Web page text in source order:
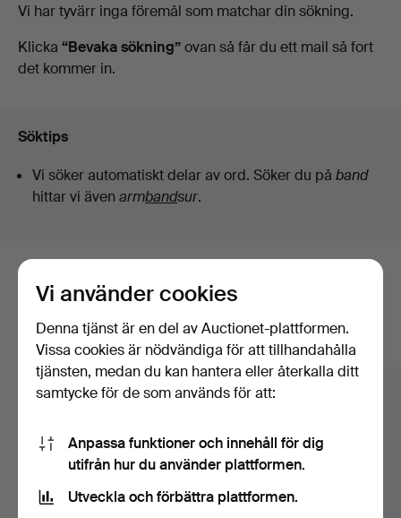
Art
Pågående
auktioner
Vi har tyvärr inga föremål som matchar din sökning.
Klicka “Bevaka sökning”ovan så får du ett mail så fort
det kommer in.
Söktips
Vi söker automatiskt delar av ord. Söker du på band
hittar vi även armbandsur.
Här är föremål från vårt arkiv som
matchar din sökning
Visa alla föremål
Vi använder cookies
Denna tjänst är en del av Auctionet-plattformen.
Vissa cookies är nödvändiga för att tillhandahålla
tjänsten, medan du kan hantera eller återkalla ditt
samtycke för de som används för att:
Anpassa funktioner och innehåll för dig
utifrån hur du använder plattformen.
Utveckla och förbättra plattformen.